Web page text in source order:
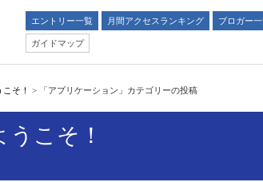
エントリー一覧 月間アクセスランキング ブロガー
ガイドマップ
そ！ > 「アプリケーション」カテゴリーの投稿
うこそ！